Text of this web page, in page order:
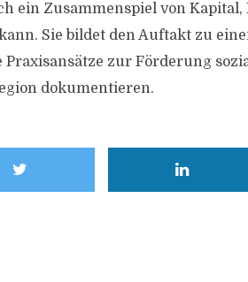
ein Zusammenspiel von
Sie bildet den Auftakt zu
zur Förderung
dokumentieren.